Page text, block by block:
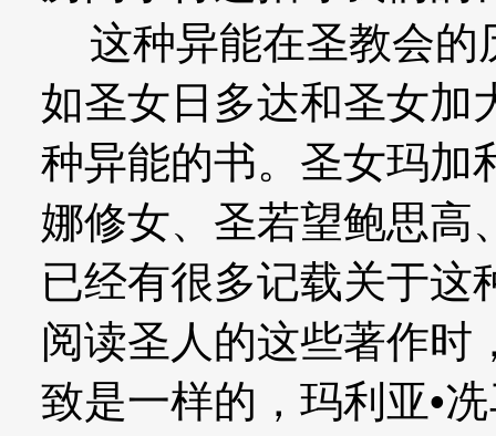
这种异能在圣教会的
如圣女日多达和圣女加
种异能的书。圣女玛加
娜修女、圣若望鲍思高
已经有很多记载关于这
阅读圣人的这些著作时
致是一样的，玛利亚•